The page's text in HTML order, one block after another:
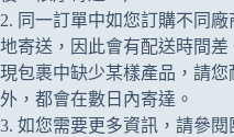
2. 同一訂單中如您訂購不同
地寄送，因此會有配送時間
現包裹中缺少某樣產品，請
外，都會在數日內寄達。
3. 如您需要更多資訊，請參閱